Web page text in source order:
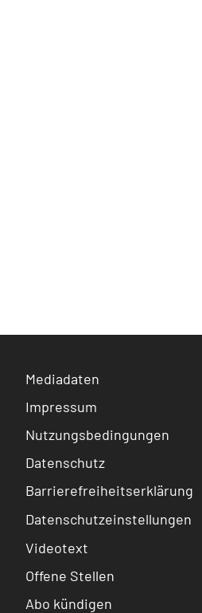
Mediadaten
Impressum
Nutzungsbedingungen
Datenschutz
Barrierefreiheitserklärung
Datenschutzeinstellungen
Videotext
Offene Stellen
Abo kündigen